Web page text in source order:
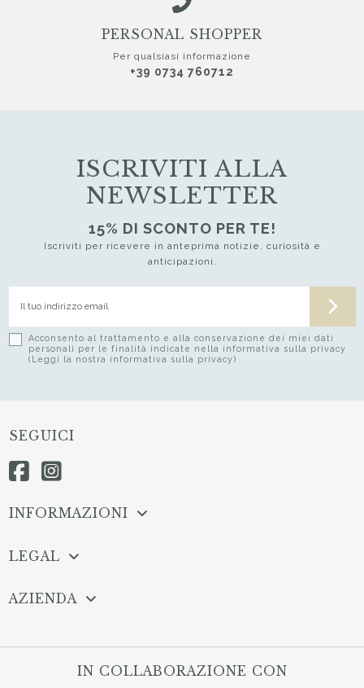
ISCRIVITI ALLA
NEWSLETTER
15% DI SCONTO PER TE!
Iscriviti per ricevere in anteprima notizie, curiosità e
anticipazioni.
Acconsento al trattamento e alla conservazione dei miei dati
personali per le finalità indicate nella informativa sulla privacy
(Leggi la nostra informativa sulla privacy)
PERSONAL SHOPPER
Per qualsiasi informazione
+39 0734 760712
SEGUICI
INFORMAZIONI
LEGAL
AZIENDA
IN COLLABORAZIONE CON